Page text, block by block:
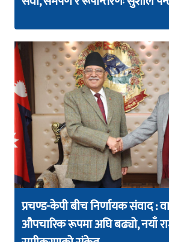
प्रचण्ड-केपी बीच निर्णायक संवाद :
औपचारिक रूपमा अघि बढ्यो, नयाँ